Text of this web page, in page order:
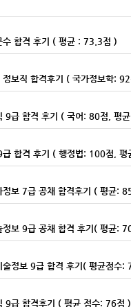
합격 후기 ( 평균 : 73.3점 )
보직 합격후기 ( 국가정보학:
9급 합격 후기 ( 국어: 80점, 평
합격 후기 ( 행정법: 100점, 평
보 7급 공채 합격후기 ( 평균:
보 9급 공채 합격 후기( 평균:
정보 9급 합격 후기( 평균점수:
9급 합격후기 ( 평균 점수: 76점 )